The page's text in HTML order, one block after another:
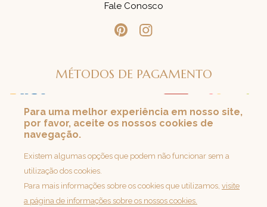
Fale Conosco
MÉTODOS DE PAGAMENTO
SEGURANÇA
Para uma melhor experiência em nosso site,
por favor, aceite os nossos cookies de
navegação.
Existem algumas opções que podem não funcionar sem a
utilização dos cookies.
Para mais informações sobre os cookies que utilizamos, visite
a página de informações sobre os nossos cookies.